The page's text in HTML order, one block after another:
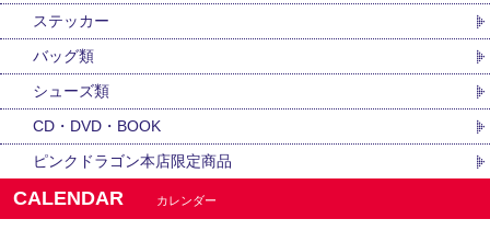
ステッカー
バッグ類
シューズ類
CD・DVD・BOOK
ピンクドラゴン本店限定商品
CALENDAR カレンダー